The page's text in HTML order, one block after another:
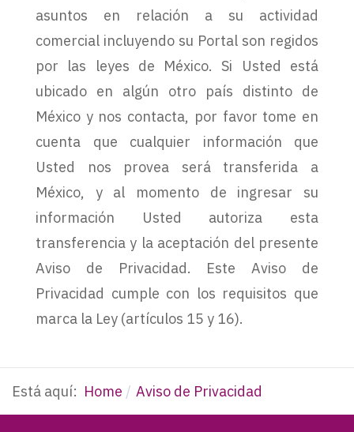
asuntos en relación a su actividad
comercial incluyendo su Portal son regidos
por las leyes de México. Si Usted está
ubicado en algún otro país distinto de
México y nos contacta, por favor tome en
cuenta que cualquier información que
Usted nos provea será transferida a
México, y al momento de ingresar su
información Usted autoriza esta
transferencia y la aceptación del presente
Aviso de Privacidad. Este Aviso de
Privacidad cumple con los requisitos que
marca la Ley (artículos 15 y 16).
Está aquí: Home Aviso de Privacidad